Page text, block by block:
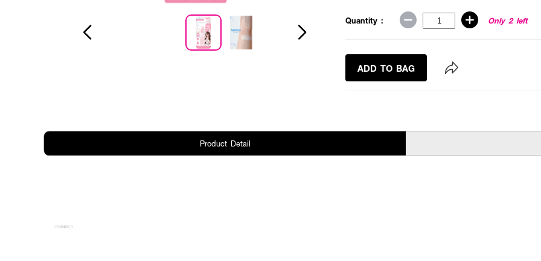
Quantity : Only 2 left
ADD TO BAG
Product Detail